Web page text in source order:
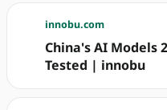
innobu.com
China's AI Models
Tested | innobu